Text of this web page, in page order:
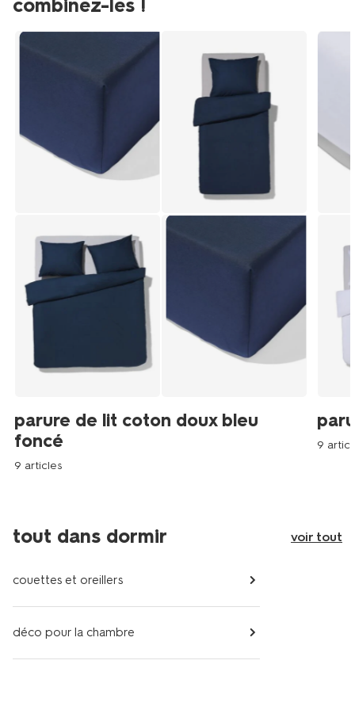
combinez-les !
parure de lit coton doux bleu
foncé
9 articles
9
tout dans dormir voir tout
couettes et oreillers
déco pour la chambre